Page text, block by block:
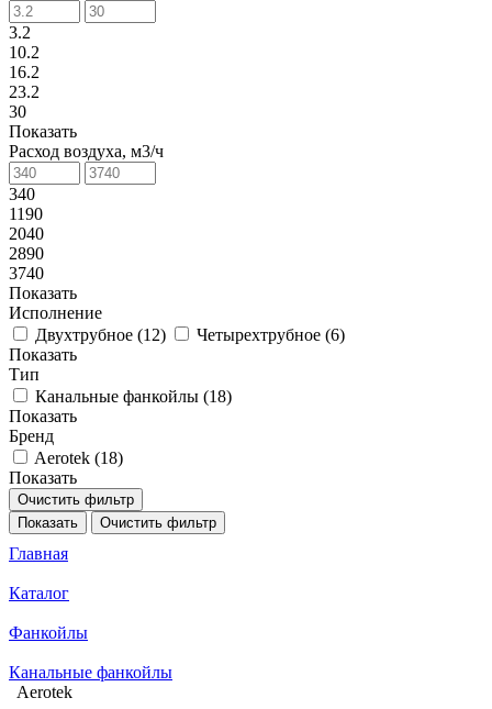
3.2
10.2
16.2
23.2
30
Показать
Расход воздуха, м3/ч
340
1190
2040
2890
3740
Показать
Исполнение
Двухтрубное (12) Четырехтрубное (6)
Показать
Тип
Канальные фанкойлы (18)
Показать
Бренд
Aerotek (18)
Показать
Очистить фильтр
Показать
Очистить фильтр
Главная
Каталог
Фанкойлы
Канальные фанкойлы
Aerotek